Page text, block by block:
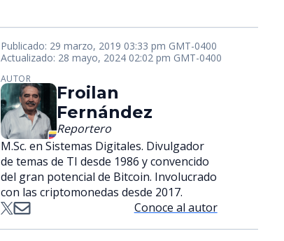
Publicado: 29 marzo, 2019 03:33 pm GMT-0400
Actualizado: 28 mayo, 2024 02:02 pm GMT-0400
AUTOR
Froilan
Fernández
Reportero
M.Sc. en Sistemas Digitales. Divulgador
de temas de TI desde 1986 y convencido
del gran potencial de Bitcoin. Involucrado
con las criptomonedas desde 2017.
Conoce al autor